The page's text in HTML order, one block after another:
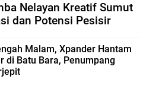
Nelayan Kreatif Sumut
dan Potensi Pesisir
Malam, Xpander Hantam
di Batu Bara, Penumpang